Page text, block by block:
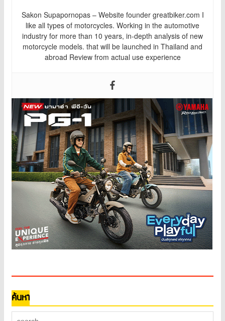
Sakon Supapornopas – Website founder greatbiker.com I
like all types of motorcycles. Working in the automotive
industry for more than 10 years, in-depth analysis of new
motorcycle models. that will be launched in Thailand and
abroad Review from actual use experience
ค้นหา